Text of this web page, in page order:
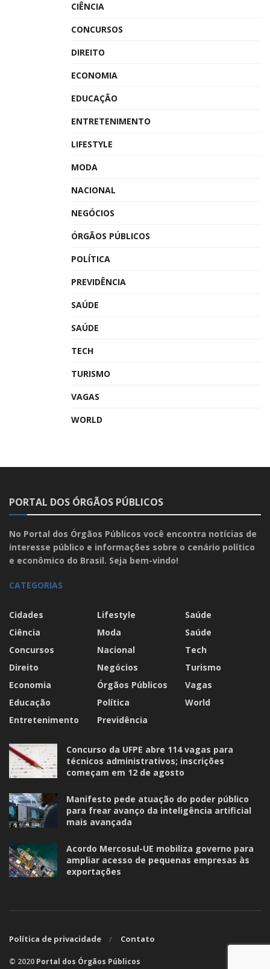
CIÊNCIA
CONCURSOS
DIREITO
ECONOMIA
EDUCAÇÃO
ENTRETENIMENTO
LIFESTYLE
MODA
NACIONAL
NEGÓCIOS
ÓRGÃOS PÚBLICOS
POLÍTICA
PREVIDÊNCIA
SAÚDE
SAÚDE
TECH
TURISMO
VAGAS
WORLD
PORTAL DOS ÓRGÃOS PÚBLICOS
No Portal dos Órgãos Públicos você encontra notícias de
interesse público e informações sobre o cenário político
e econômico do Brasil. Seja bem-vindo!
CATEGORIAS
Cidades
Ciência
Concursos
Direito
Economia
Educação
Entretenimento
Lifestyle
Moda
Nacional
Negócios
Órgãos Públicos
Política
Previdência
Saúde
Saúde
Tech
Turismo
Vagas
World
Concurso da UFPE abre 114 vagas para
técnicos administrativos; inscrições
começam em 12 de agosto
Manifesto pede atuação do poder público
para frear avanço da inteligência artificial
mais avançada
Acordo Mercosul-UE mobiliza governo para
ampliar acesso de pequenas empresas às
exportações
Política de privacidade Contato
© 2020 Portal dos Órgãos Públicos